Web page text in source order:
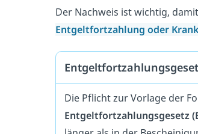
Der Nachweis ist wichtig,
Entgeltfortzahlung oder
Die Pflicht zur Vorlage der
Entgeltfortzahlungsgesetz